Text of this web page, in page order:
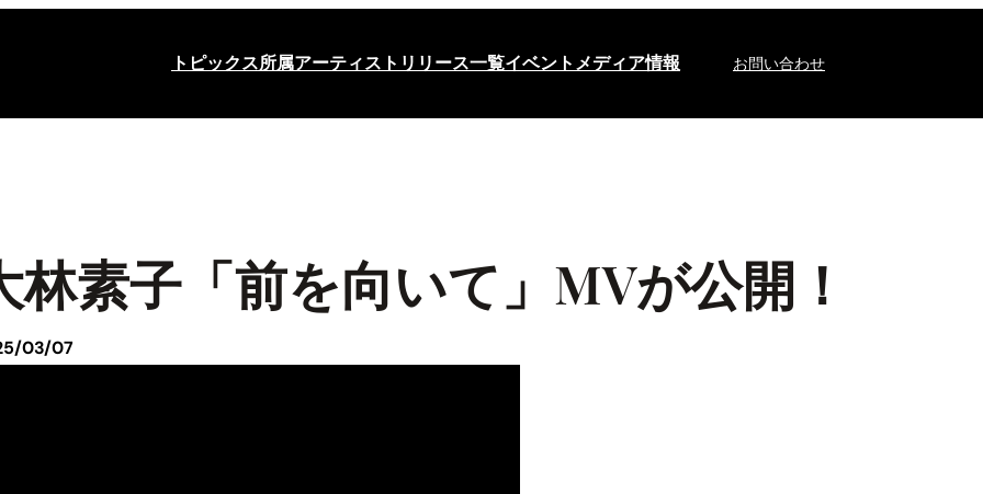
トピックス所属アーティスト リリース一覧イベントメディア情報 お問い合わせ
林素子「前を向いて」MVが公開！
03/07